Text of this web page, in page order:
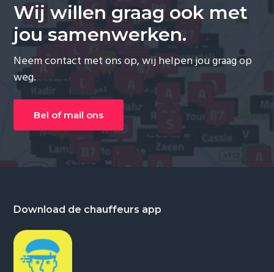
Wij willen graag ook met
jou samenwerken.
Neem contact met ons op, wij helpen jou graag op
weg.
Bel of mail ons
Footer
Download de chauffeurs app